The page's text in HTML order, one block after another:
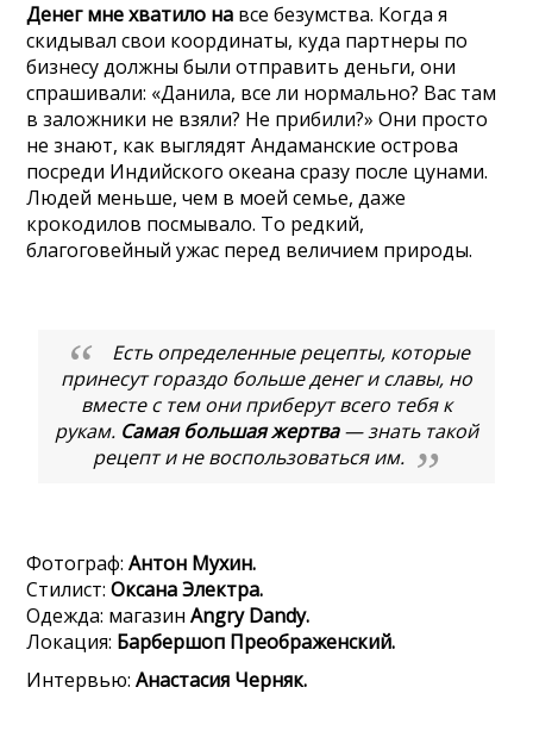
Денег мне хватило на все безумства. Когда я
скидывал свои координаты, куда партнеры по
бизнесу должны были отправить деньги, они
спрашивали: «Данила, все ли нормально? Вас там
в заложники не взяли? Не прибили?» Они просто
не знают, как выглядят Андаманские острова
посреди Индийского океана сразу после цунами.
Людей меньше, чем в моей семье, даже
крокодилов посмывало. То редкий,
благоговейный ужас перед величием природы.
Есть определенные рецепты, которые
принесут гораздо больше денег и славы, но
вместе с тем они приберут всего тебя к
рукам. Самая большая жертва— знать такой
рецепт и не воспользоваться им.
Фотограф:Антон Мухин.
Стилист:Оксана Электра.
Одежда: магазинAngry Dandy.
Локация: Барбершоп Преображенский.
Интервью:Анастасия Черняк.